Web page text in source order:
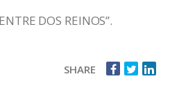
DOS REINOS”.
SHARE